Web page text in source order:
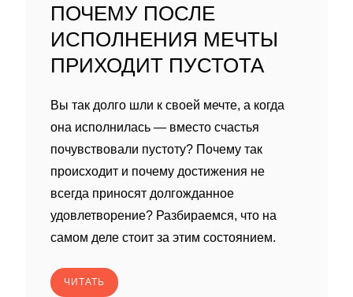
ПОЧЕМУ ПОСЛЕ
ИСПОЛНЕНИЯ МЕЧТЫ
ПРИХОДИТ ПУСТОТА
Вы так долго шли к своей мечте, а когда
она исполнилась — вместо счастья
почувствовали пустоту? Почему так
происходит и почему достижения не
всегда приносят долгожданное
удовлетворение? Разбираемся, что на
самом деле стоит за этим состоянием.
ЧИТАТЬ